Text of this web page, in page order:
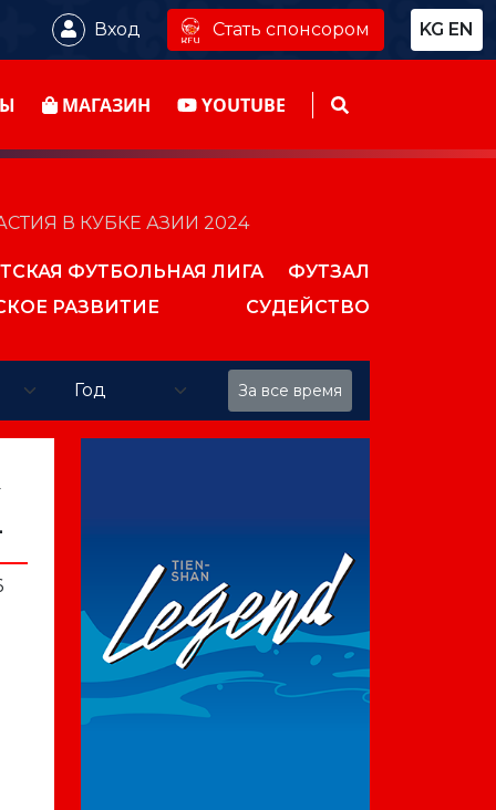
Вход Стать спонсором KG EN
МАГАЗИН YOUTUBE
В КУБКЕ АЗИИ 2024
ФУТБОЛЬНАЯ ЛИГА
ФУТЗАЛ
РАЗВИТИЕ
СУДЕЙСТВО
За все время